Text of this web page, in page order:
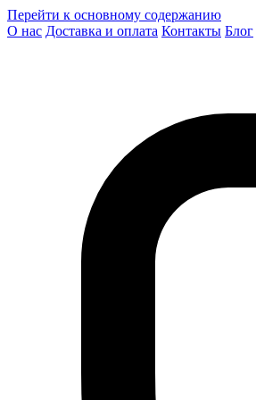
Перейти к основному содержанию
О нас Доставка и оплата Контакты Блог